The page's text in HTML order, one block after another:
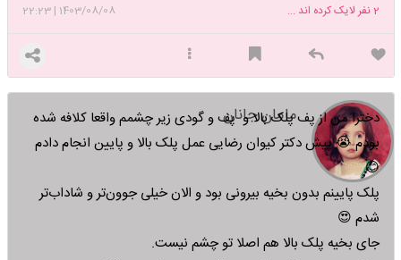
1403/08/08
|
22:23 2نفر لایک کرده اند ...
مامان جانان
دخترا من از پف پلک بالا و پف و گودی زیر چشمم واقعا کلافه شده
بودم 😭 پیش دکتر کیوان رضایی عمل پلک بالا و پایین انجام دادم
😊
پلک پایینم بدون بخیه بیرونی بود و الان خیلی جوون‌تر و شاداب‌تر
شدم 😍
جای بخیه پلک بالا هم اصلا تو چشم نیست.